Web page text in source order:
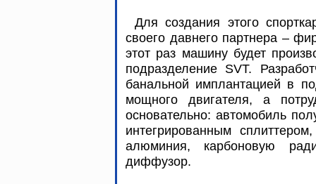
Для создания этого
своего давнего партнера –
этот раз машину будет
подразделение SVT.
банальной имплантацией в
мощного двигателя, а
основательно: автомобиль
интегрированным
алюминия, карбоновую
диффузор.